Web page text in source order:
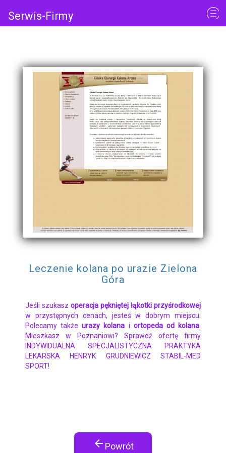
Serwis-Firmy
Leczenie kolana po urazie Zielona
Góra
Jeśli szukasz operacja pękniętej łąkotki przyśrodkowej
w przystępnych cenach, jesteś w dobrym miejscu.
Polecamy takżeurazy kolana i ortopeda od kolana
Mieszkasz w Poznaniowi? Sprawdź ofertę firmy
INDYWIDUALNA SPECJALISTYCZNA PRAKTYKA
LEKARSKA HENRYK GRUDNIEWICZ STABIL-MED
SPORT!
arrow_back Powrót